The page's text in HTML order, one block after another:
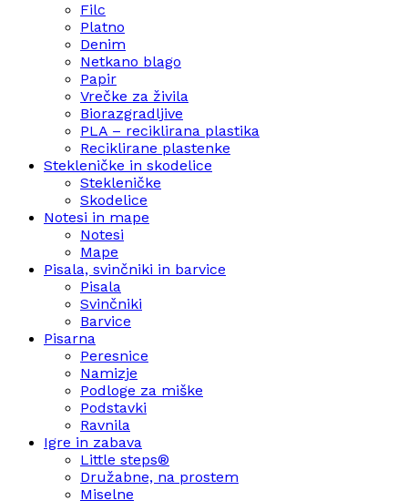
Filc
Platno
Denim
Netkano blago
Papir
Vrečke za živila
Biorazgradljive
PLA – reciklirana plastika
Reciklirane plastenke
Stekleničke in skodelice
Stekleničke
Skodelice
Notesi in mape
Notesi
Mape
Pisala, svinčniki in barvice
Pisala
Svinčniki
Barvice
Pisarna
Peresnice
Namizje
Podloge za miške
Podstavki
Ravnila
Igre in zabava
Little steps®
Družabne, na prostem
Miselne